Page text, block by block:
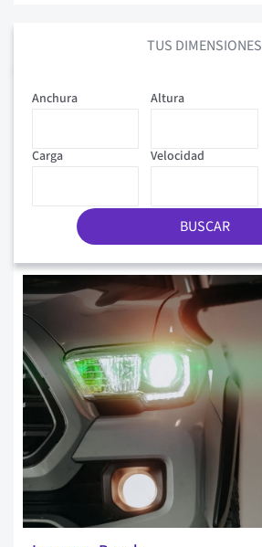
TUS DIMENSIONES
Altura
Carga Velocidad
Anchura
BUSCAR